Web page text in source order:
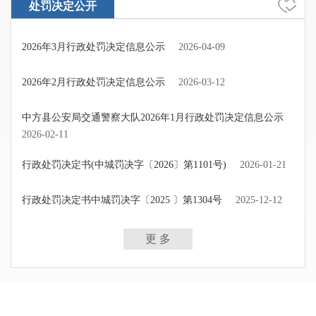
处罚决定公开
2026年3月行政处罚决定信息公示 2026-04-09
2026年2月行政处罚决定信息公示 2026-03-12
中方县公安局交通警察大队2026年1月行政处罚决定信息公示
2026-02-11
行政处罚决定书(中城罚决字〔2026〕第1101号) 2026-01-21
行政处罚决定书中城罚决字〔2025 〕第1304号 2025-12-12
更 多